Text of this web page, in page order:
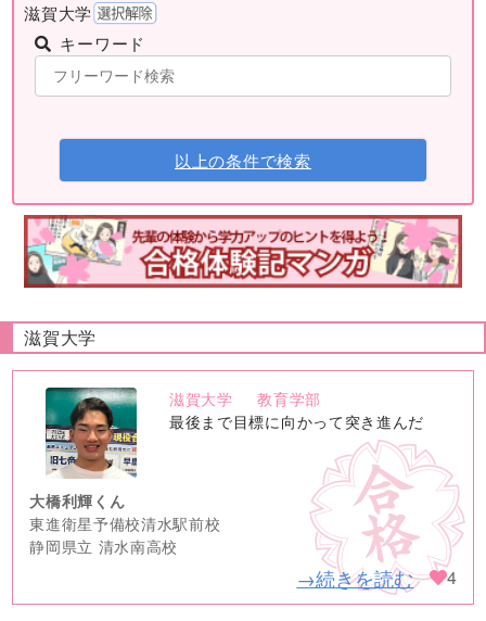
滋賀大学
キーワード
以上の条件で検索
滋賀大学
no
image
滋賀大学
教育学部
最後まで目標に向かって突き進んだ
大橋利輝くん
東進衛星予備校清水駅前校
静岡県立 清水南高校
→続きを読む 4